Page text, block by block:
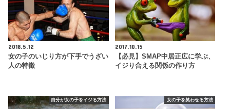
2018.5.12
女の子のいじり方が下手でうざい
人の特徴
2017.10.15
【必見】SMAP中居正広に学ぶ、
イジり合える関係の作り方
自分が女の子をイジる方法 女の子を笑わせる方法